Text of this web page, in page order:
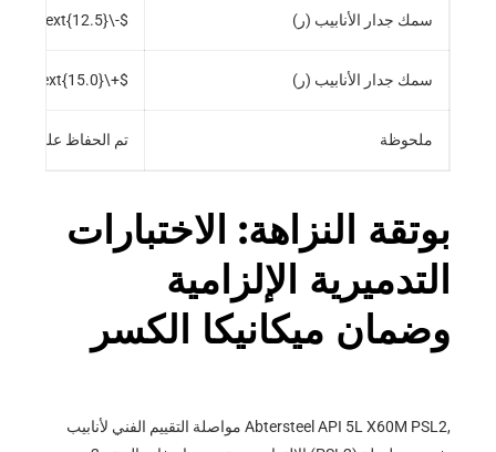
سمك جدار الأنابيب (ر) $-\text{12.5}\%$
سمك جدار الأنابيب (ر) $+\text{15.0}\%$
ملحوظة تم الحفاظ على
بوتقة النزاهة: الاختبارات
التدميرية الإلزامية
وضمان ميكانيكا الكسر
مواصلة التقييم الفني لأنابيب Abtersteel API 5L X60M PSL2,